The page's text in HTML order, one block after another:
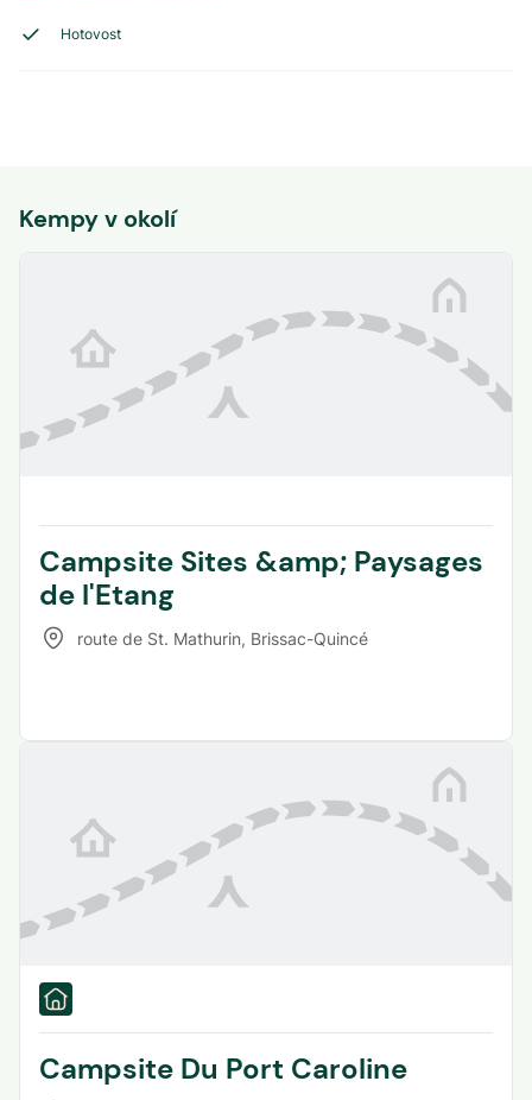
Hotovost
Kempy v okolí
Campsite Sites &amp; Paysages
de l'Etang
route de St. Mathurin, Brissac-Quincé
Campsite Du Port Caroline